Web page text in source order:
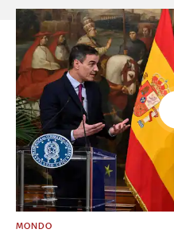
MONDO